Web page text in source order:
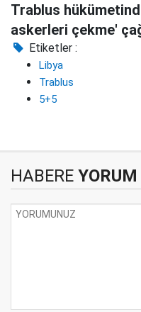
Trablus
askerleri çekme'
Etiketler :
Libya
Trablus
5+5
HABERE